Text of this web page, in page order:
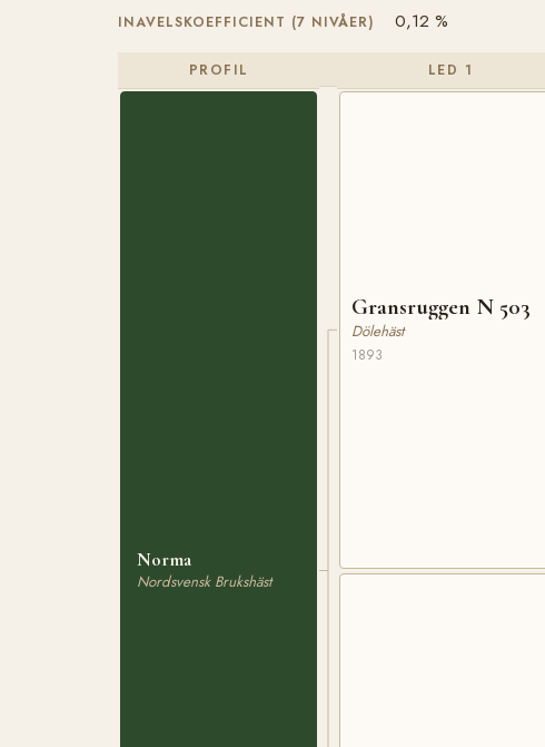
INAVELSKOEFFICIENT (7 NIVÅER) 0,12 %
PROFIL
Norma
Nordsvensk Brukshäst
LED 1
Gransruggen N 503
Dölehäst
1893